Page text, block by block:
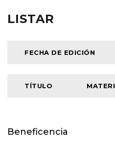
LISTAR
Beneficencia